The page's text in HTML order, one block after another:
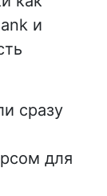
и
сразу
для